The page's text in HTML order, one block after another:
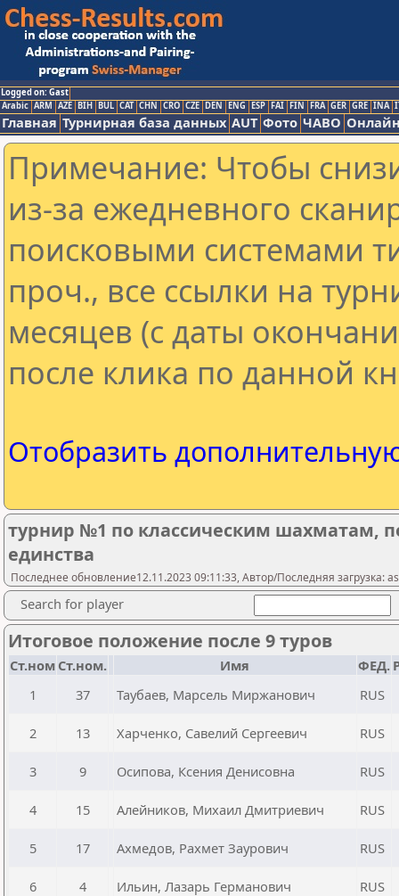
Logged on: Gast
Arabic ARM AZE BIH BUL CAT CHN CRO CZE DEN ENG ESP FAI FIN FRA GER GRE INA
Главная Турнирная база данных AUT Фото ЧАВО
Примечание: Чтобы
из-за ежедневного
поисковыми системами
проч., все ссылки на
месяцев (с даты
после клика по данной
Отобразить
турнир №1 по классическим шахматам,
единства
Последнее обновление12.11.2023 09:11:33, Автор/Последняя загрузка:
Search for player
Итоговое положение после 9 туров
Ст.ном Ст.ном. Имя ФЕД.
1
37 Таубаев, Марсель Миржанович RUS
2 13 Харченко, Савелий Сергеевич RUS
3 9 Осипова, Ксения Денисовна RUS
4 15 Алейников, Михаил Дмитриевич RUS
5 17 Ахмедов, Рахмет Заурович RUS
6 4 Ильин, Лазарь Германович RUS